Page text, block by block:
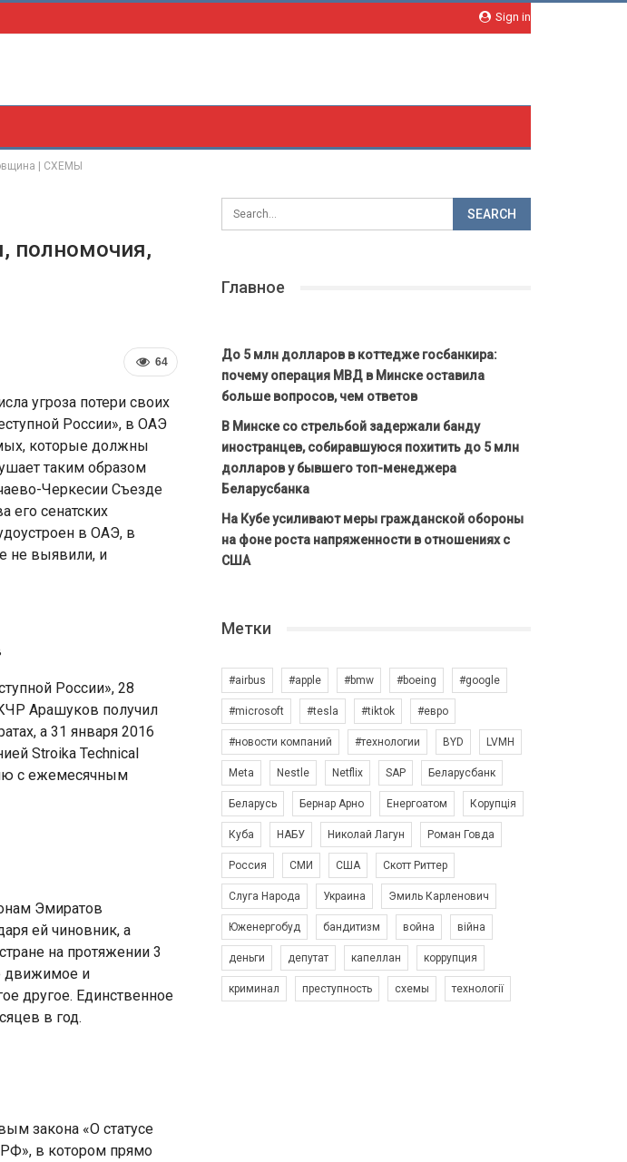
Sign in
| СХЕМЫ
полномочия,
64
угроза потери своих
России», в ОАЭ
которые должны
таким образом
Черкесии Съезде
его сенатских
в ОАЭ, в
не выявили, и
России», 28
Арашуков получил
а 31 января 2016
Stroika Technical
с ежемесячным
Эмиратов
ей чиновник, а
на протяжении 3
движимое и
другое. Единственное
в год.
закона «О статусе
в котором прямо
Главное
До 5 млн долларов в коттедже госбанкира:
почему операция МВД в Минске оставила
больше вопросов, чем ответов
В Минске со стрельбой задержали банду
иностранцев, собиравшуюся похитить до 5 млн
долларов у бывшего топ-менеджера
Беларусбанка
На Кубе усиливают меры гражданской обороны
на фоне роста напряженности в отношениях с
США
Метки
#airbus #apple #bmw #boeing #google
#microsoft #tesla #tiktok #евро
#новости компаний #технологии BYD LVMH
Meta Nestle Netflix SAP Беларусбанк
Беларусь Бернар Арно Енергоатом Корупція
Куба НАБУ Николай Лагун Роман Говда
Россия СМИ США Скотт Риттер
Слуга Народа Украина Эмиль Карленович
Юженергобуд бандитизм война війна
деньги депутат капеллан коррупция
криминал преступность схемы технології